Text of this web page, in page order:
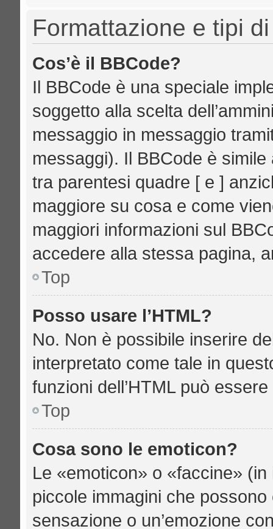
Formattazione e tipi
Cos’è il BBCode?
Il BBCode è una speciale
soggetto alla scelta
messaggio in messaggio
messaggi). Il BBCode è
tra parentesi quadre [ e ]
maggiore su cosa e come
maggiori informazioni sul
accedere alla stessa pagina,
Top
Posso usare l’HTML?
No. Non è possibile inserire
interpretato come tale in
funzioni dell’HTML può
Top
Cosa sono le emoticon?
Le «emoticon» o «faccine»
piccole immagini che
sensazione o un’emozione